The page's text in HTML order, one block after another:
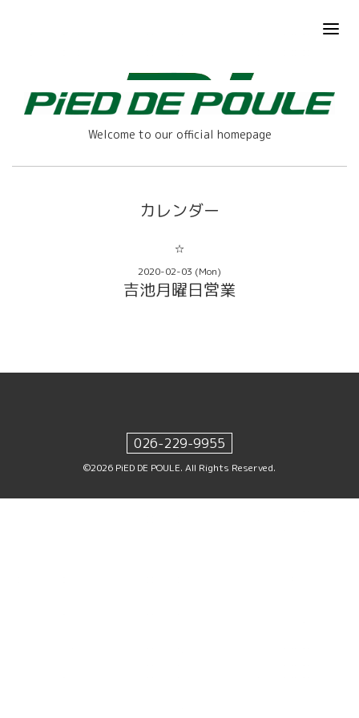
Welcome to our official homepage
カレンダー
☆
2020-02-03 (Mon)
吉池月曜日営業
026-229-9955
©2026 PiED DE POULE. All Rights Reserved.